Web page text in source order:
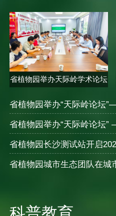
省植物园举办天际岭学术论坛